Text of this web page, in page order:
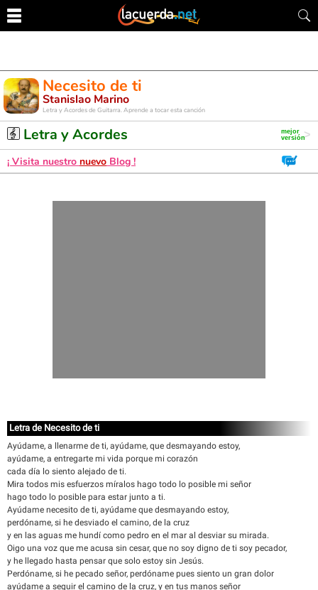
Necesito de ti
Stanislao Marino
Letra y Acordes de Guitarra. Aprende a tocar esta canción
Letra y Acordes
¡ Visita nuestro nuevo Blog !
Letra de Necesito de ti
Ayúdame, a llenarme de ti, ayúdame, que desmayando estoy,
ayúdame, a entregarte mi vida porque mi corazón
cada día lo siento alejado de ti.
Mira todos mis esfuerzos míralos hago todo lo posible mi señor
hago todo lo posible para estar junto a ti.
Ayúdame necesito de ti, ayúdame que desmayando estoy,
perdóname, si he desviado el camino, de la cruz
y en las aguas me hundí como pedro en el mar al desviar su mirada.
Oigo una voz que me acusa sin cesar, que no soy digno de ti soy pecador,
y he llegado hasta pensar que solo estoy sin Jesús.
Perdóname, si he pecado señor, perdóname pues siento un gran dolor
ayúdame a seguir el camino de la cruz, y en tus manos señor